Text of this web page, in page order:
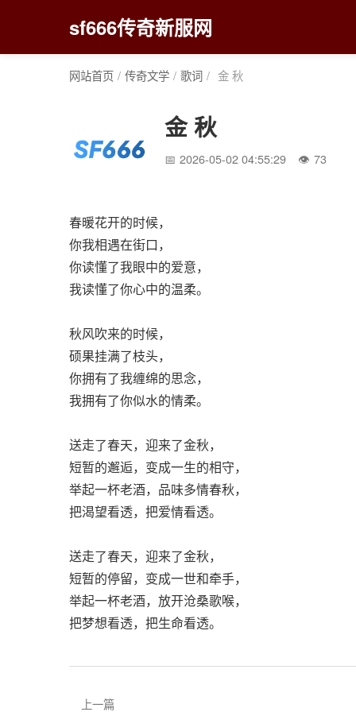
sf666传奇新服网
网站首页 / 传奇文学 / 歌词 / 金 秋
金 秋
2026-05-02 04:55:29 73
春暖花开的时候，
你我相遇在街口，
你读懂了我眼中的爱意，
我读懂了你心中的温柔。
秋风吹来的时候，
硕果挂满了枝头，
你拥有了我缠绵的思念，
我拥有了你似水的情柔。
送走了春天，迎来了金秋，
短暂的邂逅，变成一生的相守，
举起一杯老酒，品味多情春秋，
把渴望看透，把爱情看透。
送走了春天，迎来了金秋，
短暂的停留，变成一世和牵手，
举起一杯老酒，放开沧桑歌喉，
把梦想看透，把生命看透。
上一篇